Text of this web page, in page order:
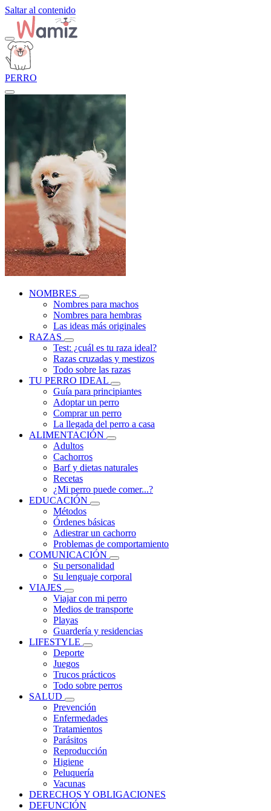
Saltar al contenido
PERRO
NOMBRES
Nombres para machos
Nombres para hembras
Las ideas más originales
RAZAS
Test: ¿cuál es tu raza ideal?
Razas cruzadas y mestizos
Todo sobre las razas
TU PERRO IDEAL
Guía para principiantes
Adoptar un perro
Comprar un perro
La llegada del perro a casa
ALIMENTACIÓN
Adultos
Cachorros
Barf y dietas naturales
Recetas
¿Mi perro puede comer...?
EDUCACIÓN
Métodos
Órdenes básicas
Adiestrar un cachorro
Problemas de comportamiento
COMUNICACIÓN
Su personalidad
Su lenguaje corporal
VIAJES
Viajar con mi perro
Medios de transporte
Playas
Guardería y residencias
LIFESTYLE
Deporte
Juegos
Trucos prácticos
Todo sobre perros
SALUD
Prevención
Enfermedades
Tratamientos
Parásitos
Reproducción
Higiene
Peluquería
Vacunas
DERECHOS Y OBLIGACIONES
DEFUNCIÓN